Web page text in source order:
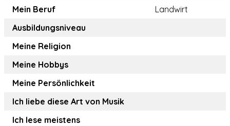
Mein Beruf
Landwirt
Ausbildungsniveau
Meine Religion
Meine Hobbys
Meine Persönlichkeit
Ich liebe diese Art von Musik
Ich lese meistens